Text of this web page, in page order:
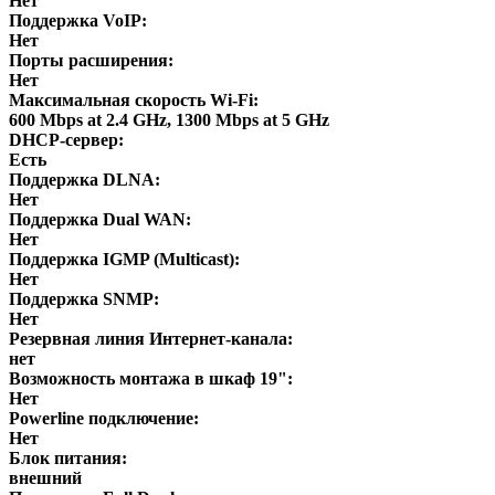
Поддержка VoIP:
Нет
Порты расширения:
Нет
Максимальная скорость Wi-Fi:
600 Mbps at 2.4 GHz, 1300 Mbps at 5 GHz
DHCP-сервер:
Есть
Поддержка DLNA:
Нет
Поддержка Dual WAN:
Нет
Поддержка IGMP (Multicast):
Нет
Поддержка SNMP:
Нет
Резервная линия Интернет-канала:
нет
Возможность монтажа в шкаф 19":
Нет
Powerline подключение:
Нет
Блок питания:
внешний